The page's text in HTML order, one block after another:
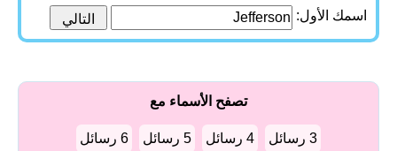
اسمك الأول:
تصفح الأسماء مع
3 رسائل 4 رسائل 5 رسائل 6 رسائل